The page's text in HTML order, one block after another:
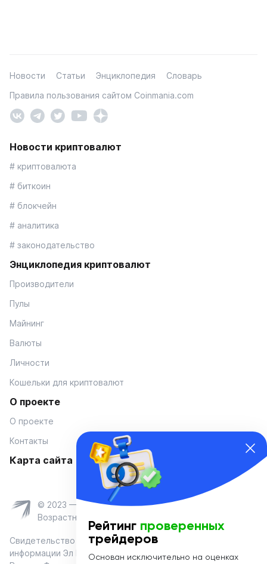
Новости Статьи Энциклопедия
Словарь
Правила пользования сайтом Coinmania.com
Новости криптовалют
# криптовалюта
# биткоин
# блокчейн
# аналитика
# законодательство
Энциклопедия криптовалют
Производители
Пулы
Майнинг
Валюты
Личности
Кошельки для криптовалют
О проекте
О проекте
Контакты
Карта сайта
© 2023 — Coinmania
Возрастное ограничение 16+
Свидетельство о регистрации средства массовой
информации Эл № ФС 77-74908 от «25» января 2019 г.
Рейтинг проверенных
трейдеров
Основан исключительно на оценках